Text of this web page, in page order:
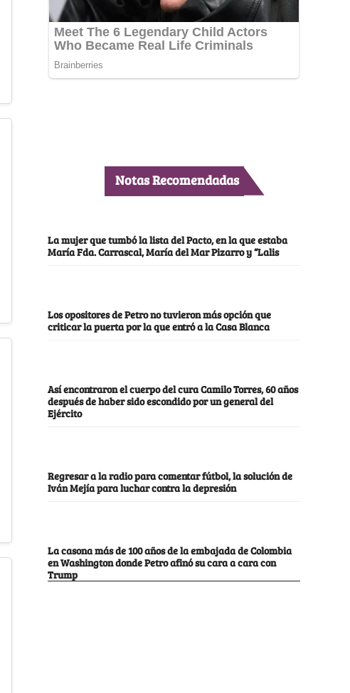
Notas Recomendadas
La mujer que tumbó la lista del Pacto, en la que estaba
María Fda. Carrascal, María del Mar Pizarro y “Lalis
Los opositores de Petro no tuvieron más opción que
criticar la puerta por la que entró a la Casa Blanca
Así encontraron el cuerpo del cura Camilo Torres, 60 años
después de haber sido escondido por un general del
Ejército
Regresar a la radio para comentar fútbol, la solución de
Iván Mejía para luchar contra la depresión
La casona más de 100 años de la embajada de Colombia
en Washington donde Petro afinó su cara a cara con
Trump